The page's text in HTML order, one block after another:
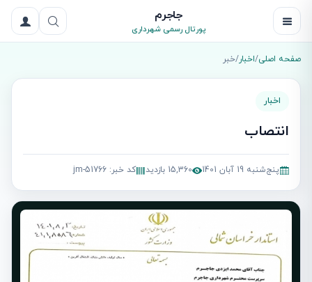
جاجرم
پورتال رسمی شهرداری
صفحه اصلی/اخبار/خبر
اخبار
انتصاب
پنج‌شنبه 19 آبان 1401 15,360 بازدید کد خبر: jm-51766